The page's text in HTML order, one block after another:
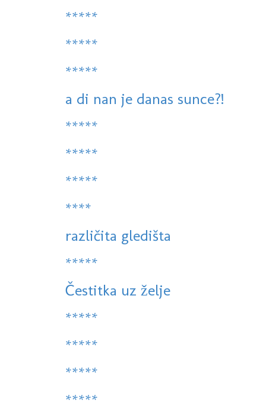
*****
*****
*****
a di nan je danas sunce?!
*****
*****
*****
****
različita gledišta
*****
Čestitka uz želje
*****
*****
*****
*****